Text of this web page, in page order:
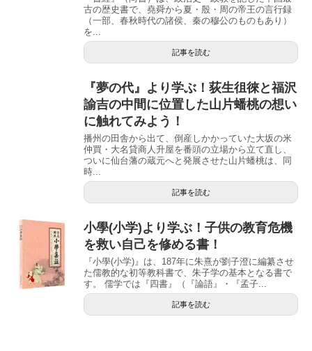
古の歴史書で、堯舜から夏・殷・周の帝王の言行録
（一部、春秋時代の諸侯、秦の穆公のものもあり）
を...
記事を読む
『夢の代』より学ぶ！荻生徂徠と福沢
諭吉の中間に位置した山片蟠桃の想い
に触れてみよう！
播州の田舎から出て、倒産しかかっていた大坂の米
仲買・大名貸商人升屋を番頭の立場から立て直し、
ついに仙台藩の蔵元へと発展させた山片蟠桃は、同
時...
記事を読む
小學(小学)より学ぶ！子供の教育危機
を救い自己を修める書！
『小學(小学)』は、187年に朱熹が劉子澄に編纂させ
た儒教的な初等教科書で、朱子学の基本となる書で
す。 儒学では『四書』（『論語』・『孟子...
記事を読む